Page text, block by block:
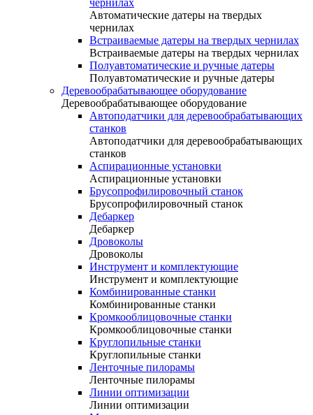
чернилах
Автоматические датеры на твердых
чернилах
Встраиваемые датеры на твердых чернилах
Встраиваемые датеры на твердых чернилах
Полуавтоматические и ручные датеры
Полуавтоматические и ручные датеры
Деревообрабатывающее оборудование
Деревообрабатывающее оборудование
Автоподатчики для деревообрабатывающих
станков
Автоподатчики для деревообрабатывающих
станков
Аспирационные установки
Аспирационные установки
Брусопрофилировочный станок
Брусопрофилировочный станок
Дебаркер
Дебаркер
Дровоколы
Дровоколы
Инструмент и комплектующие
Инструмент и комплектующие
Комбинированные станки
Комбинированные станки
Кромкооблицовочные станки
Кромкооблицовочные станки
Круглопильные станки
Круглопильные станки
Ленточные пилорамы
Ленточные пилорамы
Линии оптимизации
Линии оптимизации